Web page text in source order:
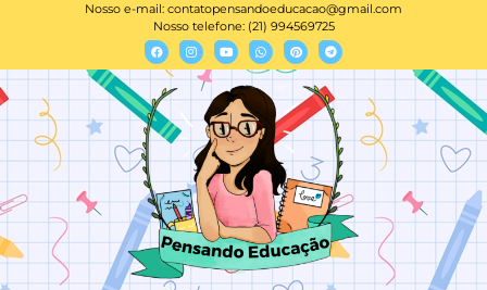
Nosso e-mail: contatopensandoeducacao@gmail.com
Nosso telefone: (21) 994569725